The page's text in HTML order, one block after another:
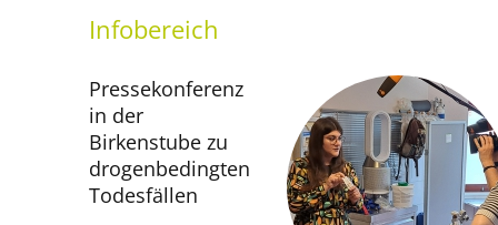
Infobereich
Presse­konferenz
in der
Birkenstube zu
drogenbedingten
Todesfällen